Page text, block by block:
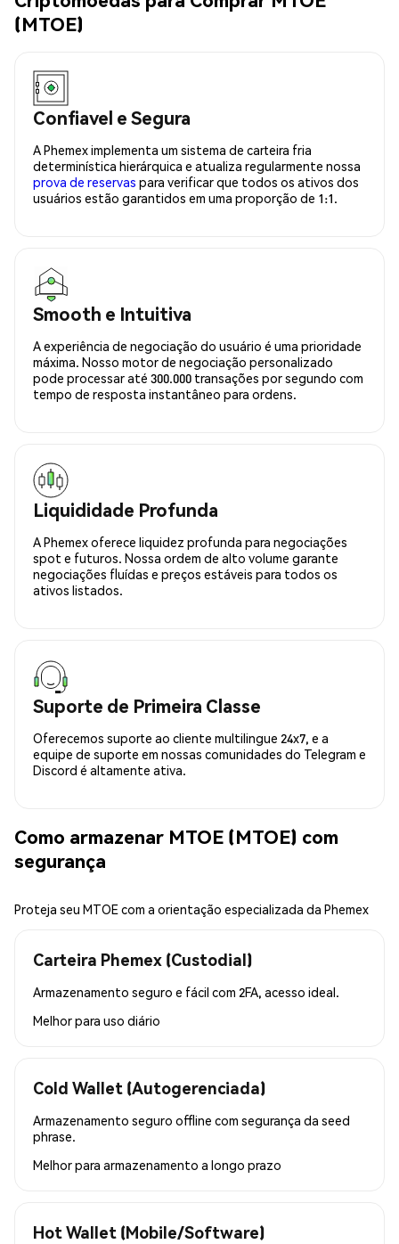
(MTOE)
Confiavel e Segura
A Phemex implementa um sistema de carteira fria
determinística hierárquica e atualiza regularmente nossa
prova de reservas para verificar que todos os ativos dos
usuários estão garantidos em uma proporção de 1:1.
Smooth e Intuitiva
A experiência de negociação do usuário é uma prioridade
máxima. Nosso motor de negociação personalizado
pode processar até 300.000 transações por segundo com
tempo de resposta instantâneo para ordens.
Liquididade Profunda
A Phemex oferece liquidez profunda para negociações
spot e futuros. Nossa ordem de alto volume garante
negociações fluídas e preços estáveis para todos os
ativos listados.
Suporte de Primeira Classe
Oferecemos suporte ao cliente multilingue 24x7, e a
equipe de suporte em nossas comunidades do Telegram e
Discord é altamente ativa.
Como armazenar MTOE (MTOE) com
segurança
Proteja seu MTOE com a orientação especializada da Phemex
Carteira Phemex (Custodial)
Armazenamento seguro e fácil com 2FA, acesso ideal.
Melhor para uso diário
Cold Wallet (Autogerenciada)
Armazenamento seguro offline com segurança da seed
phrase.
Melhor para armazenamento a longo prazo
Hot Wallet (Mobile/Software)